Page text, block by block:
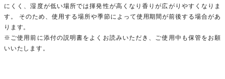
にくく、湿度が低い場所では揮発性が高くなり香りが広がりやすくなりま
す。 そのため、使用する場所や季節によって使用期間が前後する場合があ
ります。
※ご使用前に添付の説明書をよくお読みいただき、ご使用中も保管をお願
いいたします。